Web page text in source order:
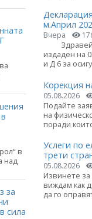
в
над
за
сила
м.Април
Вчера
издаден на
и Д 6 за
Корекция
05.08.2026
Подайте
на
поради
Услеги по
трети
05.08.2026
Извинете за
виждам как
да го